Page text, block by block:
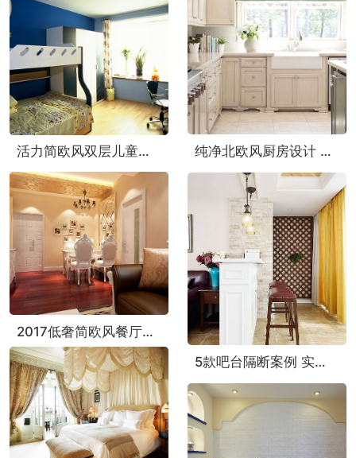
纯净北欧风厨房设计 演绎小清新
活力简欧风双层儿童房设计 二胎家庭必看
2017低奢简欧风餐厅样板房欣赏
5款吧台隔断案例 实用美观的设计